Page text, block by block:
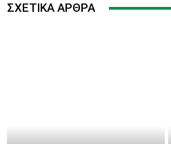
ΣΧΕΤΙΚΆ ΆΡΘΡΑ